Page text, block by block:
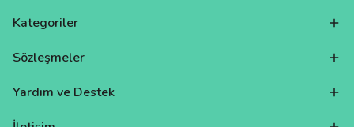
Kategoriler
Sözleşmeler
Yardım ve Destek